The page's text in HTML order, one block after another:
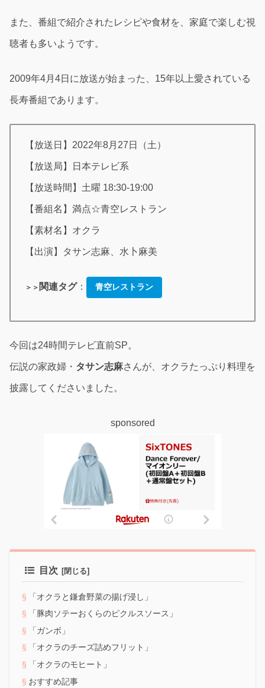
また、番組で紹介されたレシピや食材を、家庭で楽しむ視
聴者も多いようです。
2009年4月4日に放送が始まった、15年以上愛されている
長寿番組であります。
【放送日】2022年8月27日（土）
【放送局】日本テレビ系
【放送時間】土曜 18:30-19:00
【番組名】満点☆青空レストラン
【素材名】オクラ
【出演】タサン志麻、水卜麻美
＞＞ 関連タグ： 青空レストラン
今回は24時間テレビ直前SP。
伝説の家政婦・ タサン志麻さんが、オクラたっぷり料理を
披露してくださいました。
sponsored
目次
「オクラと鎌倉野菜の揚げ浸し」
「豚肉ソテーおくらのピクルスソース」
「ガンボ」
「オクラのチーズ詰めフリット」
「オクラのモヒート」
おすすめ記事